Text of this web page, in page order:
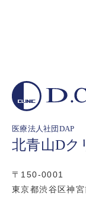
医療法人社団DAP
北青山Dク
〒150-0001
東京都渋谷区神